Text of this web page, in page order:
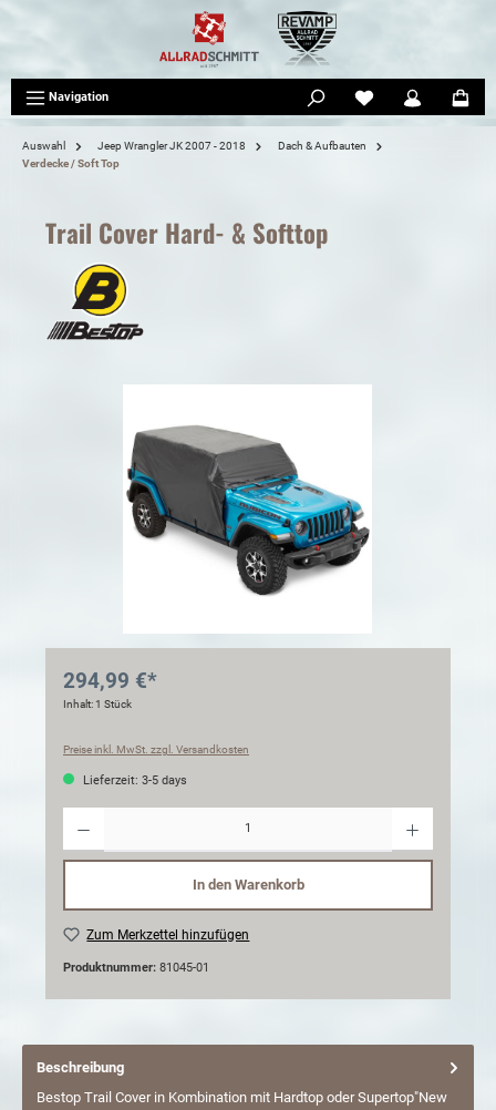
Navigation
Auswahl Jeep Wrangler JK 2007 - 2018
Dach & Aufbauten
Verdecke / Soft Top
Trail Cover Hard- & Softtop
294,99 €*
Inhalt:1 Stück
Preise inkl. MwSt. zzgl. Versandkosten
Lieferzeit: 3-5 days
In den Warenkorb
Zum Merkzettel hinzufügen
Produktnummer: 81045-01
Beschreibung
Bestop Trail Cover in Kombination mit Hardtop oder Supertop"New